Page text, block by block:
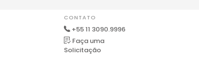
CONTATO
+55 11 3090.9996
Faça uma
Solicitação